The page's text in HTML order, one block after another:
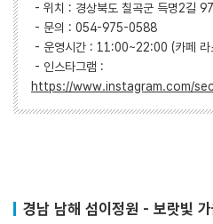
- 위치 : 경상북도 칠곡군 득명2길
- 문의 : 054-975-0588
- 운영시간 : 11:00~22:00 (카페 라
- 인스타그램 :
https://www.instagram.com/
경남 남해 섬이정원 - 보랏빛